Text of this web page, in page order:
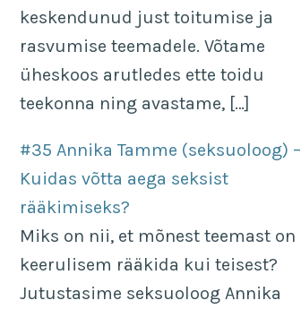
keskendunud just toitumise ja
rasvumise teemadele. Võtame
üheskoos arutledes ette toidu
teekonna ning avastame, […]
#35 Annika Tamme (seksuoloog) –
Kuidas võtta aega seksist
rääkimiseks?
Miks on nii, et mõnest teemast on
keerulisem rääkida kui teisest?
Jutustasime seksuoloog Annika